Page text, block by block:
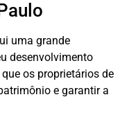
uma grande
desenvolvimento
os proprietários de
e garantir a